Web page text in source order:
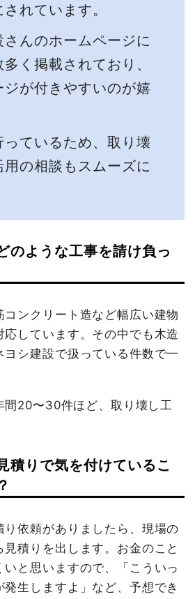
れています。
さんのホームページに
く掲載されており、
ジが付きやすいのが嬉
っているため、取り壊
用の相談もスムーズに
のような工事を請け負っ
ンクリート造など幅広い建物
しています。その中でも木造
シ建設で扱っている件数で一
間20〜30件ほど、取り壊し工
積りで気を付けているこ
り依頼がありましたら、現場の
積りを出します。お金のこと
と思いますので、「こういっ
生しますよ」など、予想でき